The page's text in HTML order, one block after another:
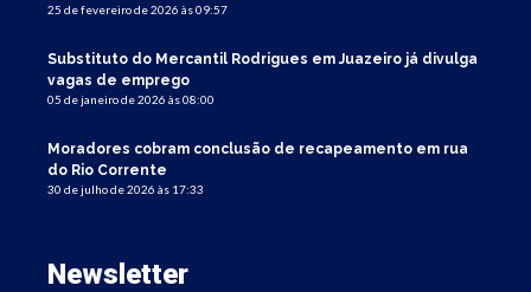
25 de fevereiro de 2026 às 09:57
Substituto do Mercantil Rodrigues em Juazeiro já divulga
vagas de emprego
05 de janeiro de 2026 às 08:00
Moradores cobram conclusão de recapeamento em rua
do Rio Corrente
30 de julho de 2026 às 17:33
Newsletter